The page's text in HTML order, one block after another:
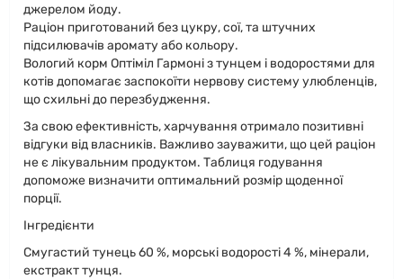
джерелом йоду.
Раціон приготований без цукру, сої, та штучних
підсилювачів аромату або кольору.
Вологий корм Оптіміл Гармоні з тунцем і водоростями для
котів допомагає заспокоїти нервову систему улюбленців,
що схильні до перезбудження.
За свою ефективність, харчування отримало позитивні
відгуки від власників. Важливо зауважити, що цей раціон
не є лікувальним продуктом. Таблиця годування
допоможе визначити оптимальний розмір щоденної
порції.
Інгредієнти
Смугастий тунець 60 %, морські водорості 4 %, мінерали,
екстракт тунця.